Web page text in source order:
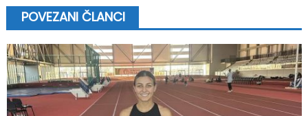
POVEZANI ČLANCI